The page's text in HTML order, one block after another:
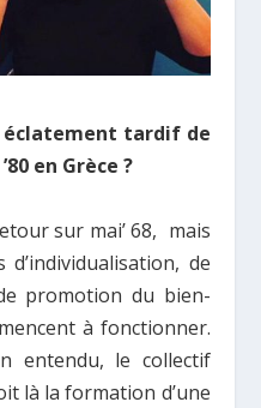
éclatement tardif de
en Grèce ?
sur mai’ 68, mais
de
promotion du bien-
à fonctionner.
entendu, le collectif
là la formation d’une